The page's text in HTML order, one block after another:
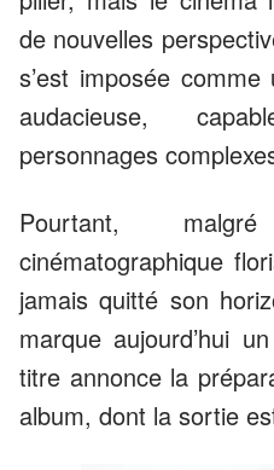
de nouvelles
s’est imposée
audacieuse,
personnages
Pourtant,
cinématographique
jamais quitté son
marque aujourd’hui
titre annonce la
album, dont la sortie